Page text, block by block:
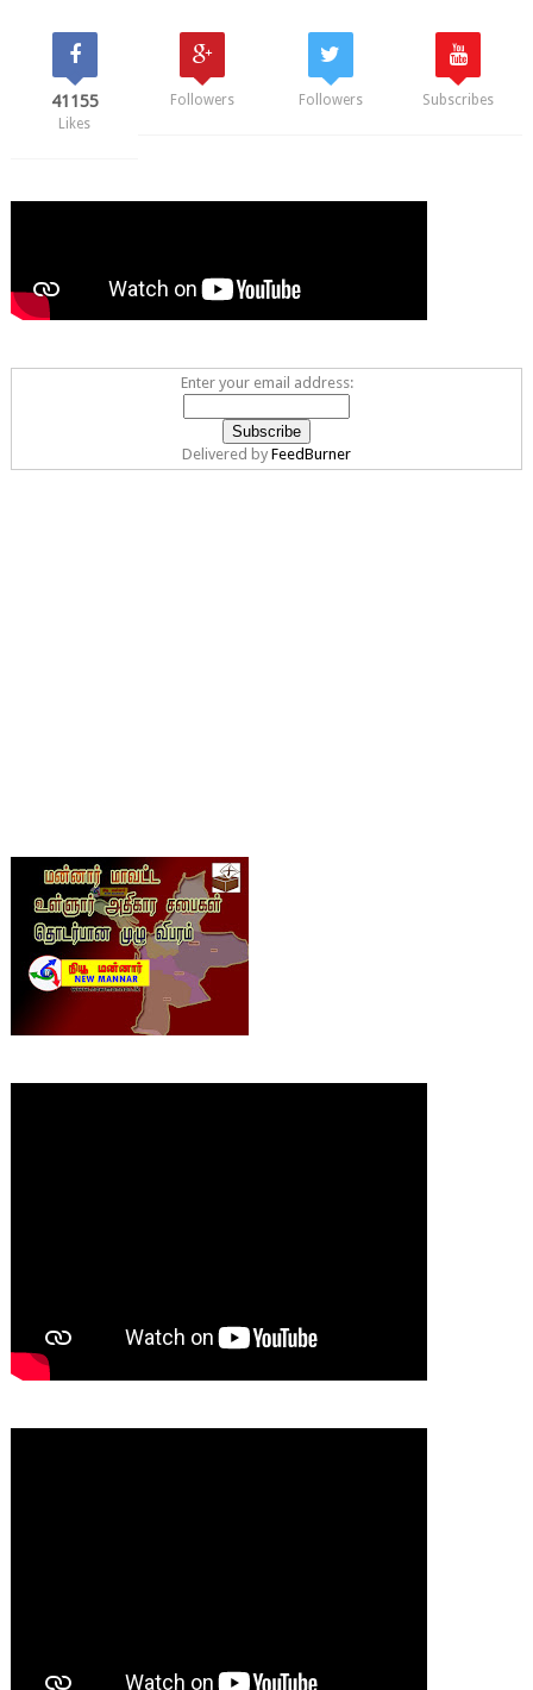
41155
Likes
Followers Followers Subscribes
Enter your email address:
Delivered by FeedBurner